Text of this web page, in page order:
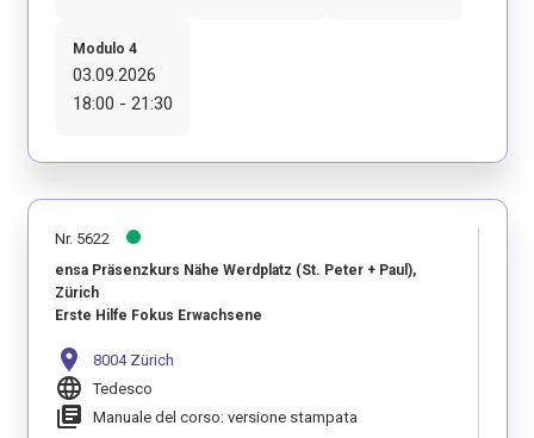
Modulo 4
03.09.2026
18:00 - 21:30
Nr. 5622
ensa Präsenzkurs Nähe Werdplatz (St. Peter + Paul),
Zürich
Erste Hilfe Fokus Erwachsene
location_on 8004 Zürich
language Tedesco
library_books Manuale del corso: versione stampata